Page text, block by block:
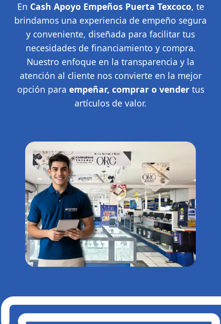
En Cash Apoyo Empeños Puerta Texcoco, te
brindamos una experiencia de empeño segura
y conveniente, diseñada para facilitar tus
necesidades de financiamiento y compra.
Nuestro enfoque en la transparencia y la
atención al cliente nos convierte en la mejor
opción para empeñar, comprar o vendertus
artículos de valor.